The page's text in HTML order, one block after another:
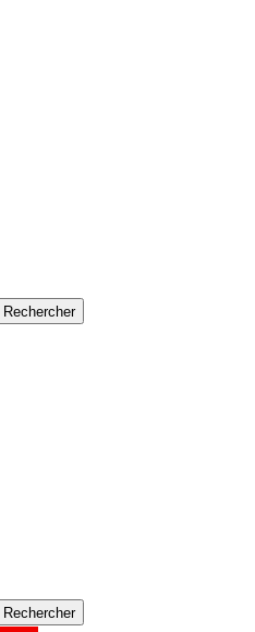
Rechercher
Rechercher